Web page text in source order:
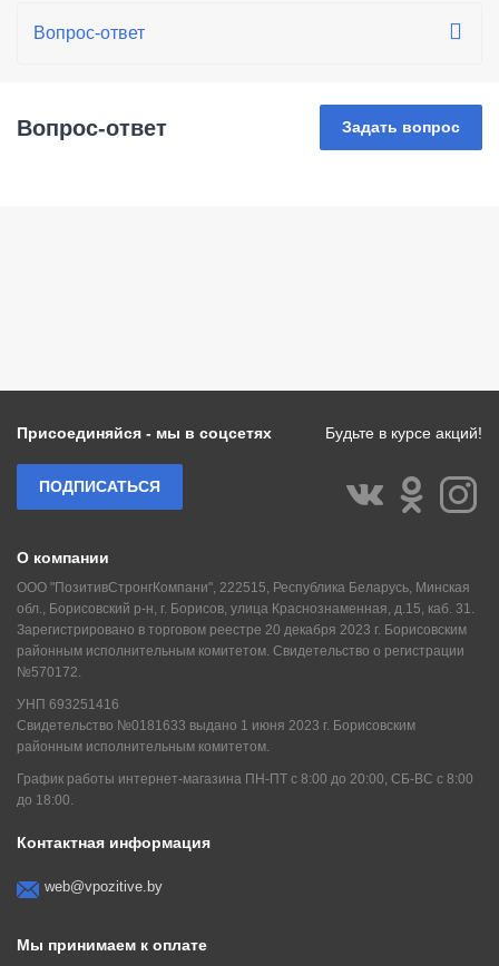
Вопрос-ответ Задать вопрос
Мы принимаем к оплате
Контактная информация
web@vpozitive.by
О компании
ООО "ПозитивСтронгКомпани", 222515, Республика Беларусь, Минская
обл., Борисовский р-н, г. Борисов, улица Краснознаменная, д.15, каб. 31.
Зарегистрировано в торговом реестре 20 декабря 2023 г. Борисовским
районным исполнительным комитетом. Свидетельство о регистрации
№570172.
УНП 693251416
Свидетельство №0181633 выдано 1 июня 2023 г. Борисовским
районным исполнительным комитетом.
График работы интернет-магазина ПН-ПТ с 8:00 до 20:00, СБ-ВС с 8:00
до 18:00.
Присоединяйся - мы в соцсетях Будьте в курсе акций!
ПОДПИСАТЬСЯ